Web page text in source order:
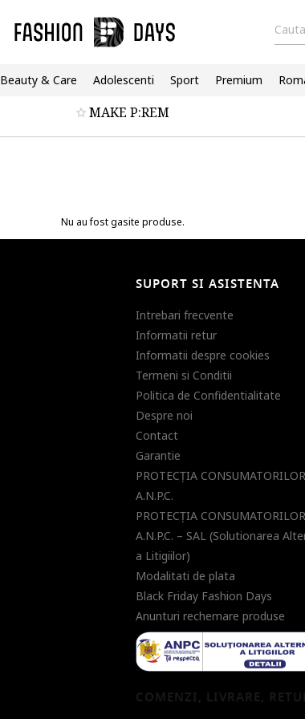
Beauty & Care Adolescenti Sport Premium
MAKE P:REM
Nu au fost gasite produse.
SUPORT SI ASISTENTA
Intrebari frecvente
Informatii retur
Informatii despre cookies
Termeni si Conditii
Politica de Confidentialitate
Despre noi
Contact
Garantie
PROTECŢIA
A.N.P.C.
PROTECŢIA
A.N.P.C. – SAL (Solutionarea
a Litigiilor)
Modalitati de plata
Black Friday Fashion Days
Anunturi rechemare produse
COMENZI, LIVRARE,